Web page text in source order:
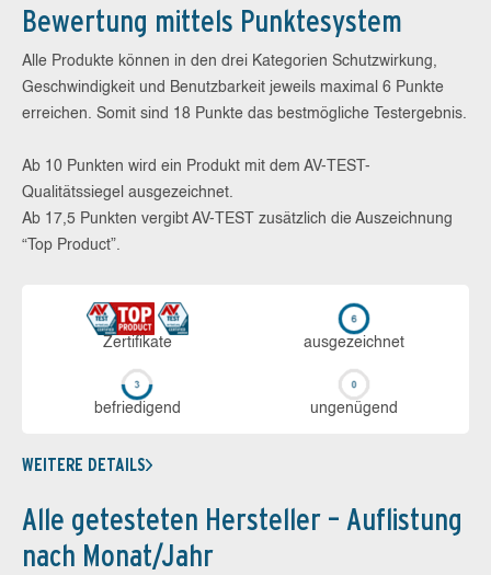
Bewertung mittels Punktesystem
Alle Produkte können in den drei Kategorien Schutzwirkung,
Geschwindigkeit und Benutzbarkeit jeweils maximal 6 Punkte
erreichen. Somit sind 18 Punkte das bestmögliche Testergebnis.
Ab 10 Punkten wird ein Produkt mit dem AV-TEST-
Qualitätssiegel ausgezeichnet.
Ab 17,5 Punkten vergibt AV-TEST zusätzlich die Auszeichnung
“Top Product”.
Zerti­fikate aus­ge­zeich­net
be­frie­di­gend un­ge­nü­gend
WEITERE DETAILS
Alle getesteten Hersteller – Auflistung
nach Monat/Jahr